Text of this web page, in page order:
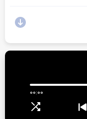
00:00